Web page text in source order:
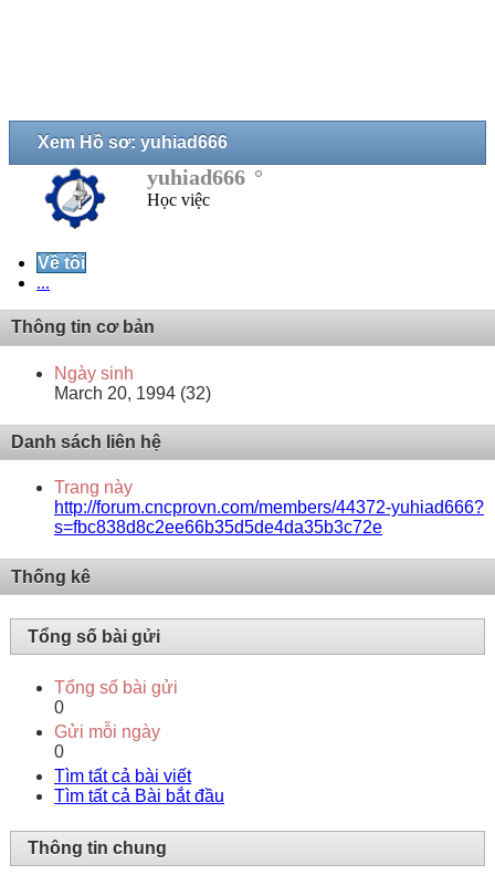
Xem Hồ sơ: yuhiad666
yuhiad666
Học việc
Về tôi
...
Thông tin cơ bản
Ngày sinh
March 20, 1994 (32)
Danh sách liên hệ
Trang này
http://forum.cncprovn.com/members/44372-yuhiad666?
s=fbc838d8c2ee66b35d5de4da35b3c72e
Thống kê
Tổng số bài gửi
Tổng số bài gửi
0
Gửi mỗi ngày
0
Tìm tất cả bài viết
Tìm tất cả Bài bắt đầu
Thông tin chung